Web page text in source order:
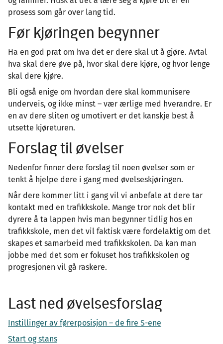
prosess som går over lang tid.
Før kjøringen begynner
Ha en god prat om hva det er dere skal ut å gjøre. Avtal
hva skal dere øve på, hvor skal dere kjøre, og hvor lenge
skal dere kjøre.
Bli også enige om hvordan dere skal kommunisere
underveis, og ikke minst – vær ærlige med hverandre. Er
en av dere sliten og umotivert er det kanskje best å
utsette kjøreturen.
Forslag til øvelser
Nedenfor finner dere forslag til noen øvelser som er
tenkt å hjelpe dere i gang med øvelseskjøringen.
Når dere kommer litt i gang vil vi anbefale at dere tar
kontakt med en trafikkskole. Mange tror nok det blir
dyrere å ta lappen hvis man begynner tidlig hos en
trafikkskole, men det vil faktisk være fordelaktig om det
skapes et samarbeid med trafikkskolen. Da kan man
jobbe med det som er fokuset hos trafikkskolen og
progresjonen vil gå raskere.
Last ned øvelsesforslag
Instillinger av førerposisjon – de fire S-ene
Start og stans